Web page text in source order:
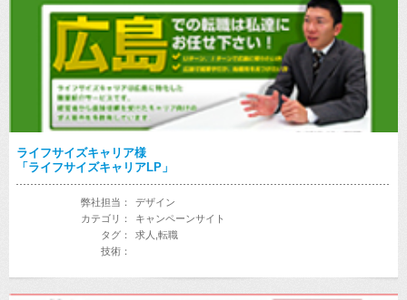
ライフサイズキャリア様
「ライフサイズキャリアLP」
弊社担当：
デザイン
カテゴリ：
キャンペーンサイト
タグ：
求人,転職
技術：